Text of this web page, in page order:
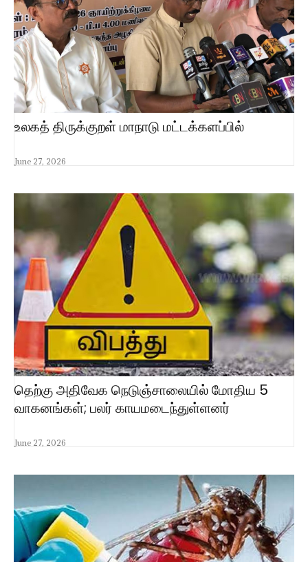
உலகத் திருக்குறள் மாநாடு மட்டக்களப்பில்
June 27, 2026
தெற்கு அதிவேக நெடுஞ்சாலையில் மோதிய 5
வாகனங்கள்; பலர் காயமடைந்துள்ளனர்
June 27, 2026